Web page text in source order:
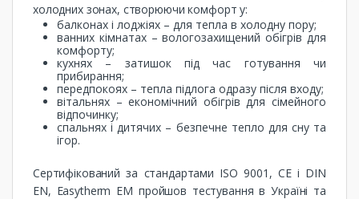
холодних зонах, створюючи комфорт у:
балконах і лоджіях – для тепла в холодну пору;
ванних кімнатах – вологозахищений обігрів для
комфорту;
кухнях – затишок під час готування чи
прибирання;
передпокоях – тепла підлога одразу після входу;
вітальнях – економічний обігрів для сімейного
відпочинку;
спальнях і дитячих – безпечне тепло для сну та
ігор.
Сертифікований за стандартами ISO 9001, CE і DIN
EN, Easytherm EM пройшов тестування в Україні та